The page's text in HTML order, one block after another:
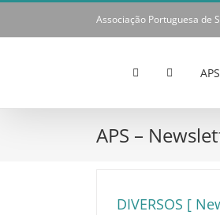
Skip
content
Associação Portuguesa de
APS
APS –
DIVERSOS [